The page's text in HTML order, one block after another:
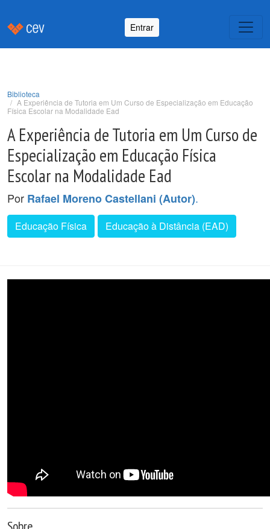
Entrar
Biblioteca
A Experiência de Tutoria em Um Curso de Especialização em Educação
Física Escolar na Modalidade Ead
A Experiência de Tutoria em Um Curso de
Especialização em Educação Física
Escolar na Modalidade Ead
Por Rafael Moreno Castellani (Autor).
Educação Física Educação à Distância (EAD)